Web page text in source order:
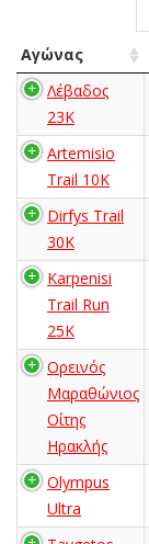
Αγώνας
Λέβαδος
23Κ
Artemisio
Trail 10K
Dirfys Trail
30K
Karpenisi
Trail Run
25K
Ορεινός
Μαραθώνιος
Οίτης
Ηρακλής
Olympus
Ultra